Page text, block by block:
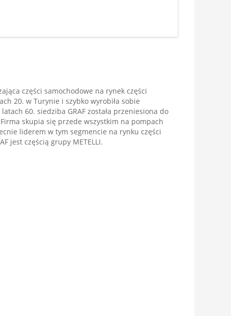
części samochodowe na rynek części
20. w Turynie i szybko wyrobiła sobie
60. siedziba GRAF została przeniesiona do
skupia się przede wszystkim na pompach
liderem w tym segmencie na rynku części
jest częścią grupy METELLI.